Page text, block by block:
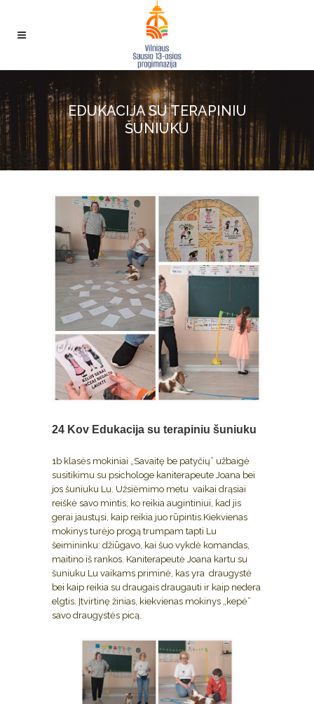
EDUKACIJA SU TERAPINIU
ŠUNIUKU
24 Kov Edukacija su terapiniu šuniuku
1b klasės mokiniai „Savaitę be patyčių” užbaigė
susitikimu su psichologe kaniterapeute Joana bei
jos šuniuku Lu. Užsiėmimo metu vaikai drąsiai
reiškė savo mintis, ko reikia augintiniui, kad jis
gerai jaustųsi, kaip reikia juo rūpintis.Kiekvienas
mokinys turėjo progą trumpam tapti Lu
šeimininku: džiūgavo, kai šuo vykdė komandas,
maitino iš rankos. Kaniterapeutė Joana kartu su
šuniuku Lu vaikams priminė, kas yra draugystė
bei kaip reikia su draugais draugauti ir kaip nedera
elgtis. Įtvirtinę žinias, kiekvienas mokinys „kepė”
savo draugystės picą.